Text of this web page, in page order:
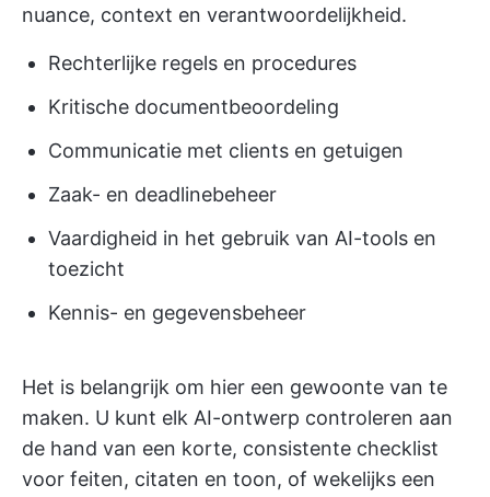
nuance, context en verantwoordelijkheid.
Rechterlijke regels en procedures
Kritische documentbeoordeling
Communicatie met clients en getuigen
Zaak- en deadlinebeheer
Vaardigheid in het gebruik van AI-tools en
toezicht
Kennis- en gegevensbeheer
Het is belangrijk om hier een gewoonte van te
maken. U kunt elk AI-ontwerp controleren aan
de hand van een korte, consistente checklist
voor feiten, citaten en toon, of wekelijks een